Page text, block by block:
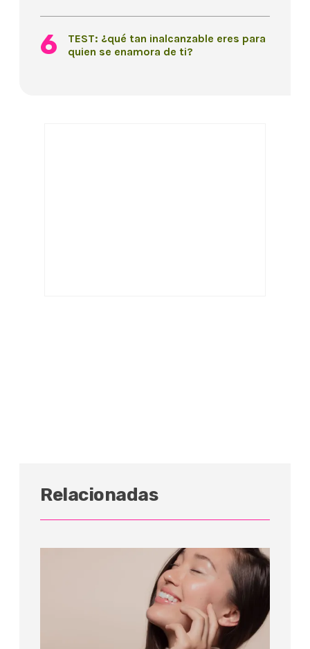
TEST: ¿qué tan inalcanzable eres para
quien se enamora de ti?
Relacionadas